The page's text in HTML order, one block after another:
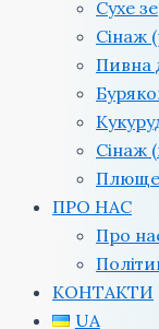
Сухе
Сінаж
Пивна
Сінаж
ПРО НАС
Про
КОНТАКТИ
UA